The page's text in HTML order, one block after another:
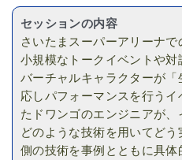
セッションの内容
さいたまスーパーアリーナで
小規模なトークイベントや対
バーチャルキャラクターが
応しパフォーマンスを行う
たドワンゴのエンジニアが
どのような技術を用いてど
側の技術を事例とともに具体